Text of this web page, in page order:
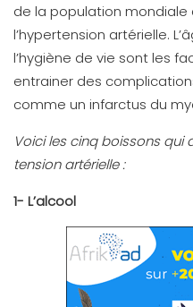
de la population mondiale
l’hypertension artérielle.
l’hygiène de vie sont les
entrainer des
comme un infarctus du
Voici les cinq boissons qui
tension artérielle :
1- L’alcool